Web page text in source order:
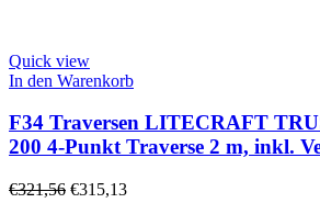
Quick view
In den Warenkorb
F34 Traversen LITECRAFT
200 4-Punkt Traverse 2 m, inkl.
€321,56 €315,13